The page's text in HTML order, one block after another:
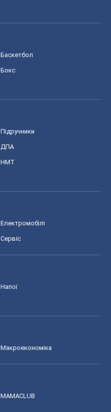
Баскетбол
Бокс
Підручники
ДПА
НМТ
Електромобілі
Сервіс
Напої
Макроекономіка
MAMACLUB